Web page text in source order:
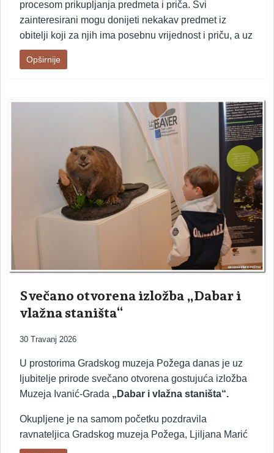
procesom prikupljanja predmeta i priča. Svi
zainteresirani mogu donijeti nekakav predmet iz
obitelji koji za njih ima posebnu vrijednost i priču, a uz
Opširnije
Svečano otvorena izložba „Dabar i
vlažna staništa“
30 Travanj 2026
U prostorima Gradskog muzeja Požega danas je uz
ljubitelje prirode svečano otvorena gostujuća izložba
Muzeja Ivanić-Grada „Dabar i vlažna staništa“.
Okupljene je na samom početku pozdravila
ravnateljica Gradskog muzeja Požega, Ljiljana Marić